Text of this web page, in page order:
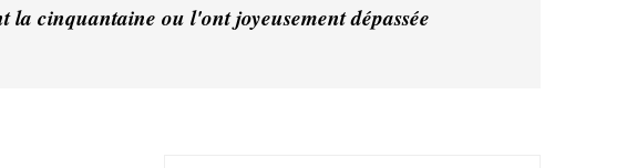
la cinquantaine ou l'ont joyeusement dépassée